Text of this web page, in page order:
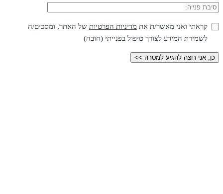
קראתי ואני מאשר/ת את מדיניות הפרטיות של האתר, ומסכים/ה
לשמירת המידע לצורך טיפול בפנייתי (חובה)